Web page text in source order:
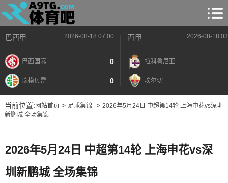
巴西甲 2026-08-18 07:00
巴西国际 0
瑞模贝雷 0
西甲 2026-08-18
拉科鲁尼亚
埃尔切
当前位置: 网站首页> 足球集锦> 2026年5月24日 中超第14轮 上海申花vs深圳
新鹏城 全场集锦
2026年5月24日 中超第14轮 上海申花vs深
圳新鹏城 全场集锦